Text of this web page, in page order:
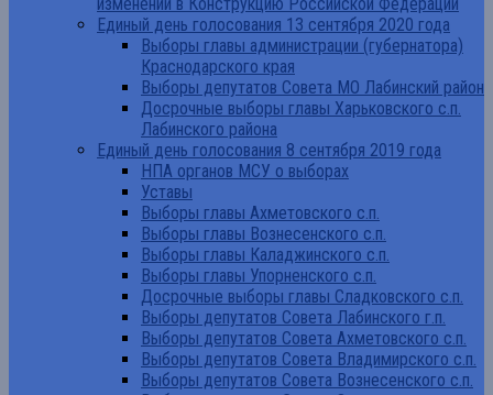
Единый день голосования 13 сентября 2020 года
Выборы главы администрации (губернатора)
Краснодарского края
Выборы депутатов Совета МО Лабинский район
Досрочные выборы главы Харьковского с.п.
Лабинского района
Единый день голосования 8 сентября 2019 года
НПА органов МСУ о выборах
Уставы
Выборы главы Ахметовского с.п.
Выборы главы Вознесенского с.п.
Выборы главы Каладжинского с.п.
Выборы главы Упорненского с.п.
Досрочные выборы главы Сладковского с.п.
Выборы депутатов Совета Лабинского г.п.
Выборы депутатов Совета Ахметовского с.п.
Выборы депутатов Совета Владимирского с.п.
Выборы депутатов Совета Вознесенского с.п.